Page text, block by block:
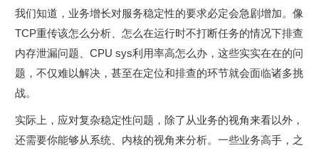
我们知道，业务增长对服务稳定性的要求必定会急剧增加。像
TCP重传该怎么分析、怎么在运⾏时不打断任务的情况下排查
内存泄漏问题、CPU sys利⽤率⾼怎么办，这些实实在在的问
题，不仅难以解决，甚至在定位和排查的环节就会面临诸多挑
战。
实际上，应对复杂稳定性问题，除了从业务的视角来看以外，
还需要你能够从系统、内核的视⻆来分析。一些业务高手，之